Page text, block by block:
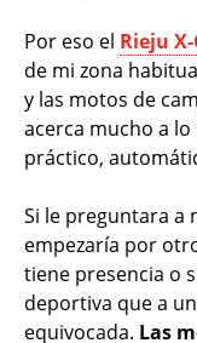
Por eso el Rieju
de mi zona
y las motos de
acerca mucho a
práctico,
Si le preguntara a
empezaría por
tiene presencia o
deportiva que a
equivocada. Las